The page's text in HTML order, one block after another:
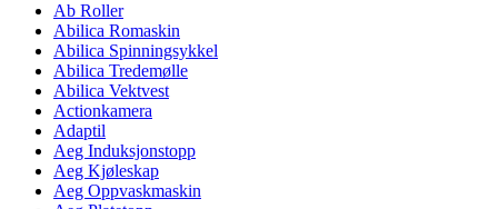
Ab Roller
Abilica Romaskin
Abilica Spinningsykkel
Abilica Tredemølle
Abilica Vektvest
Actionkamera
Adaptil
Aeg Induksjonstopp
Aeg Kjøleskap
Aeg Oppvaskmaskin